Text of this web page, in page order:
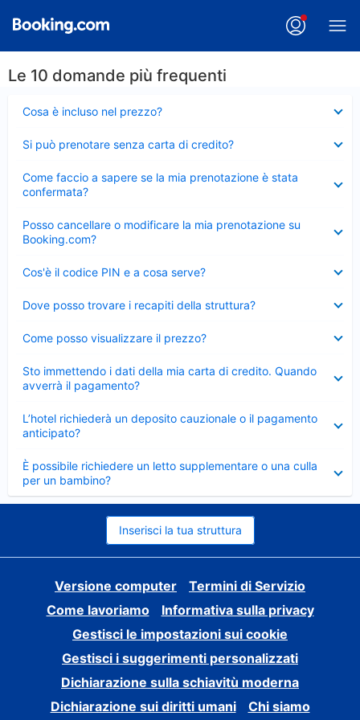
Le 10 domande più frequenti
Cosa è incluso nel prezzo?
chiuso
Si può prenotare senza carta di credito?
chiuso
Come faccio a sapere se la mia prenotazione è stata
confermata?
chiuso
Posso cancellare o modificare la mia prenotazione su
Booking.com?
chiuso
Cos'è il codice PIN e a cosa serve?
chiuso
Dove posso trovare i recapiti della struttura?
chiuso
Come posso visualizzare il prezzo?
chiuso
Sto immettendo i dati della mia carta di credito. Quando
avverrà il pagamento?
chiuso
L’hotel richiederà un deposito cauzionale o il pagamento
anticipato?
chiuso
È possibile richiedere un letto supplementare o una culla
per un bambino?
Elemento
chiuso
Inserisci la tua struttura
Versione computer
Termini di Servizio
Come lavoriamo
Informativa sulla privacy
Gestisci le impostazioni sui cookie
Gestisci i suggerimenti personalizzati
Dichiarazione sulla schiavitù moderna
Dichiarazione sui diritti umani
Chi siamo